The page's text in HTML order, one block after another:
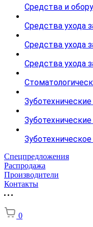
Средства и
Средства ухода
Средства ухода
Средства ухода
Спецпредложения
Распродажа
Производители
Контакты
0